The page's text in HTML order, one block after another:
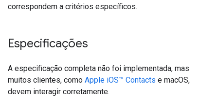
correspondem a critérios específicos.
Especificações
A especificação completa não foi implementada, mas
muitos clientes, como Apple iOS™ Contacts e macOS,
devem interagir corretamente.